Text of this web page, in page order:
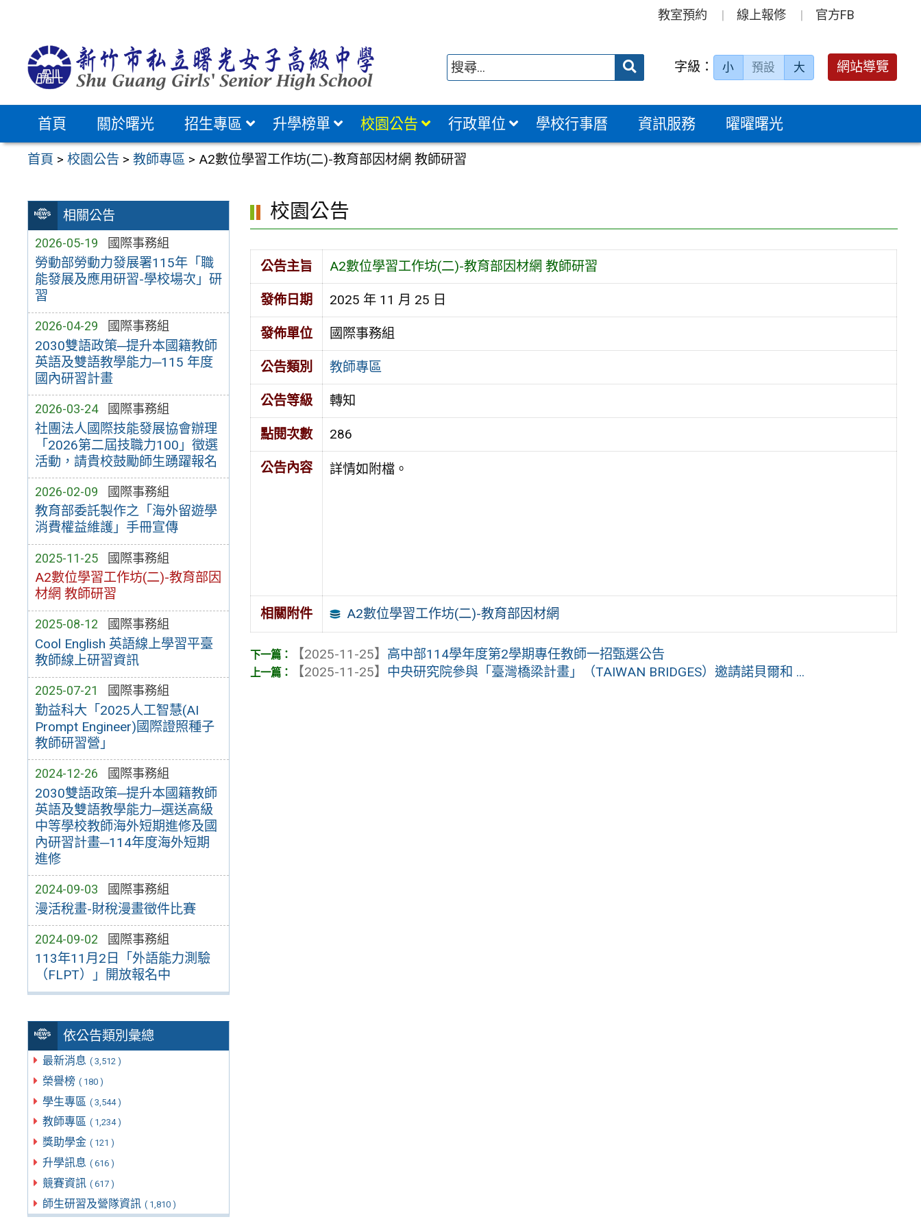
教室預約 線上報修 官方FB
送出 字級： 小 預設 大 網站導覽
首頁 關於曙光 招生專區 升學榜單 校園公告 行政單位 學校行事曆 資訊服務 曜曜曙光
首頁 >校園公告 >教師專區 > A2數位學習工作坊(二)-教育部因材網 教師研習
相關公告
2026-05-19 國際事務組
勞動部勞動力發展署115年「職
能發展及應用研習-學校場次」研
習
2026-04-29 國際事務組
2030雙語政策─提升本國籍教師
英語及雙語教學能力─115 年度
國內研習計畫
2026-03-24 國際事務組
社團法人國際技能發展協會辦理
「2026第二屆技職力100」徵選
活動，請貴校鼓勵師生踴躍報名
2026-02-09 國際事務組
教育部委託製作之「海外留遊學
消費權益維護」手冊宣傳
2025-11-25 國際事務組
A2數位學習工作坊(二)-教育部因
材網 教師研習
2025-08-12 國際事務組
Cool English 英語線上學習平臺
教師線上研習資訊
2025-07-21 國際事務組
勤益科大「2025人工智慧(AI
Prompt Engineer)國際證照種子
教師研習營」
2024-12-26 國際事務組
2030雙語政策─提升本國籍教師
英語及雙語教學能力─選送高級
中等學校教師海外短期進修及國
內研習計畫─114年度海外短期
進修
2024-09-03 國際事務組
漫活稅畫-財稅漫畫徵件比賽
2024-09-02 國際事務組
113年11月2日「外語能力測驗
（FLPT）」開放報名中
依公告類別彙總
最新消息 ( 3,512 )
榮譽榜 ( 180 )
學生專區 ( 3,544 )
教師專區 ( 1,234 )
獎助學金 ( 121 )
升學訊息 ( 616 )
競賽資訊 ( 617 )
師生研習及營隊資訊 ( 1,810 )
校園公告
公告主旨 A2數位學習工作坊(二)-教育部因材網 教師研習
發佈日期 2025 年 11 月 25 日
發佈單位 國際事務組
公告類別 教師專區
公告等級 轉知
點閱次數 286
公告內容 詳情如附檔。
相關附件 A2數位學習工作坊(二)-教育部因材網
【2025-11-25】 高中部114學年度第2學期專任教師一招甄選公告
【2025-11-25】 中央研究院參與「臺灣橋梁計畫」（TAIWAN BRIDGES）邀請諾貝爾和 ...